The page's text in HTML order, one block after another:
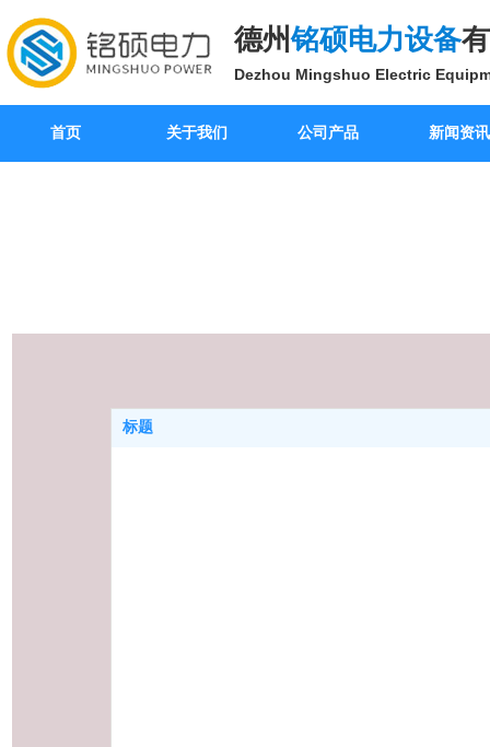
德州铭硕电力设备
Dezhou Mingshuo Electric
首页 关于我们 公司产品 新闻资讯
标题